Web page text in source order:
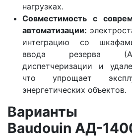
нагрузках.
Совместимость с
автоматизации:
интеграцию со
ввода резерва
диспетчеризации и
что упрощает
энергетических объектов.
Варианты
Baudouin АД-